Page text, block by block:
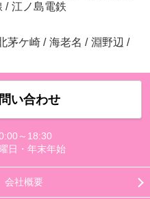
/ 江ノ島電鉄
茅ケ崎 / 海老名 / 淵野辺 /
い合わせ
～18:30
日・年末年始
会社概要